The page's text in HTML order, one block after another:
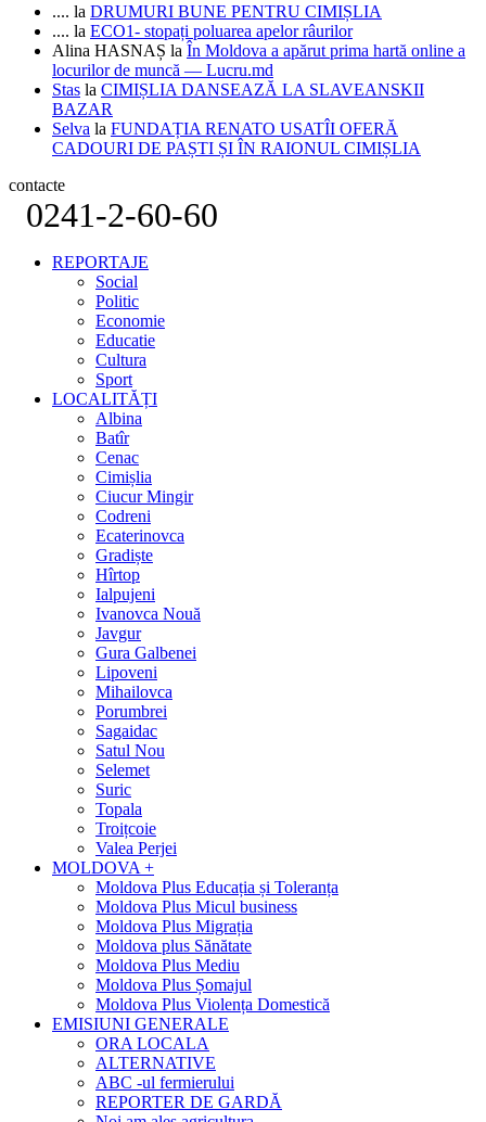
.... la DRUMURI BUNE PENTRU CIMIȘLIA
.... la ECO1- stopați poluarea apelor râurilor
Alina HASNAȘ la În Moldova a apărut prima hartă online a
locurilor de muncă — Lucru.md
Stas la CIMIȘLIA DANSEAZĂ LA SLAVEANSKII
BAZAR
Selva la FUNDAȚIA RENATO USATÎI OFERĂ
CADOURI DE PAȘTI ȘI ÎN RAIONUL CIMIȘLIA
contacte
0241-2-60-60
REPORTAJE
Social
Politic
Economie
Educatie
Cultura
Sport
LOCALITĂȚI
Albina
Batîr
Cenac
Cimișlia
Ciucur Mingir
Codreni
Ecaterinovca
Gradiște
Hîrtop
Ialpujeni
Ivanovca Nouă
Javgur
Gura Galbenei
Lipoveni
Mihailovca
Porumbrei
Sagaidac
Satul Nou
Selemet
Suric
Topala
Troițcoie
Valea Perjei
MOLDOVA +
Moldova Plus Educația și Toleranța
Moldova Plus Micul business
Moldova Plus Migrația
Moldova plus Sănătate
Moldova Plus Mediu
Moldova Plus Șomajul
Moldova Plus Violența Domestică
EMISIUNI GENERALE
ORA LOCALA
ALTERNATIVE
ABC -ul fermierului
REPORTER DE GARDĂ